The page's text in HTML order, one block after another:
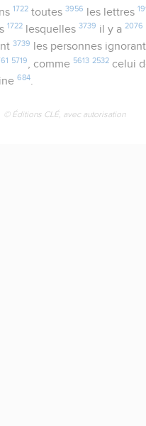
1722toutes 3956 les lettres
1722 lesquelles3739 il y a2076
3739 les personnes
5719 , comme 5613 2532 celui
684.
© Éditions CLÉ, avec autorisation